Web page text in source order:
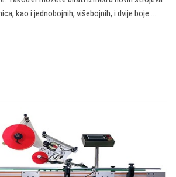
kao i jednobojnih, višebojnih, i dvije boje ...